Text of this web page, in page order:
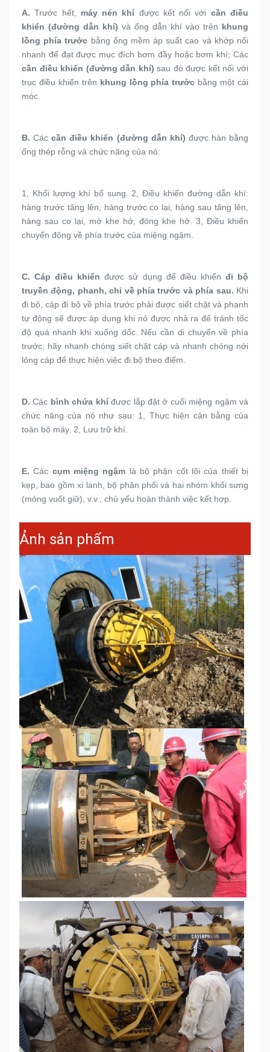
A. Trước hết, máy nén khí được kết nối với cần điều
khiển (đường dẫn khí) và ống dẫn khí vào trên khung
lồng phía trước bằng ống mềm áp suất cao và khớp nối
cần điều khiển (đường dẫn khí) sau đó được kết nối với
trục điều khiển trên khung lồng phía trước bằng một cái
móc.
B. Các cần điều khiển (đường dẫn khí) được hàn bằng
ống thép rỗng và chức năng của nó:
1, Khối lượng khí bổ sung. 2, Điều khiển đường dẫn khí:
hàng trước tăng lên, hàng trước co lại, hàng sau tăng lên,
hàng sau co lại, mở khe hở, đóng khe hở. 3, Điều khiển
chuyển động về phía trước của miệng ngậm.
C. Cáp điều khiển được sử dụng để điều khiển đi bộ
truyền động, phanh, chỉ về phía trước và phía sau. Khi
đi bộ, cáp đi bộ về phía trước phải được siết chặt và phanh
tự động sẽ được áp dụng khi nó được nhả ra để tránh tốc
độ quá nhanh khi xuống dốc. Nếu cần di chuyển về phía
trước, hãy nhanh chóng siết chặt cáp và nhanh chóng nới
lỏng cáp để thực hiện việc đi bộ theo điểm.
D. Các bình chứa khí được lắp đặt ở cuối miệng ngậm và
chức năng của nó như sau: 1, Thực hiện cân bằng của
toàn bộ máy. 2, Lưu trữ khí.
E. Các cụm miệng ngậm là bộ phận cốt lõi của thiết bị
kẹp, bao gồm xi lanh, bộ phân phối và hai nhóm khối sưng
(móng vuốt giữ), v.v., chủ yếu hoàn thành việc kết hợp.
Ảnh sản phẩm